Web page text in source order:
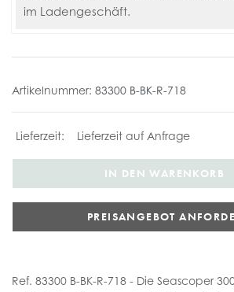
im Ladengeschäft.
Artikelnummer: 83300 B-BK-R-718
Lieferzeit auf Anfrage
IN DEN WARENKORB
PREISANGEBOT
Ref. 83300 B-BK-R-718 - Die Seascoper